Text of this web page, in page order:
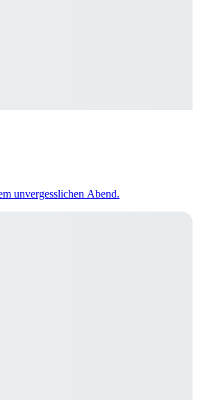
unvergesslichen Abend.